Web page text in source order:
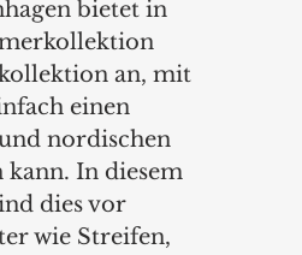
bietet in
an, mit
einen
nordischen
In diesem
dies vor
wie Streifen,